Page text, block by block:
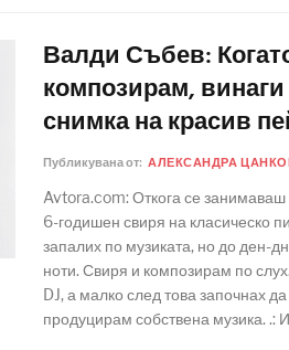
Валди Събев:
композирам,
снимка на красив
Публикувана от: АЛЕКСАНДРА
Avtora.com: Откога се
6-годишен свиря на класическо
запалих по музиката, но до ден-
ноти. Свиря и композирам по
DJ, а малко след това започнах
продуцирам собствена музика. .: